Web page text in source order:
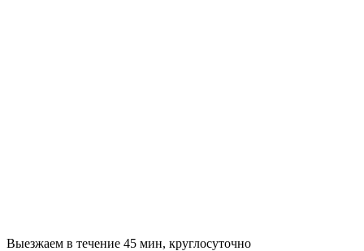
Выезжаем в течение 45 мин, круглосуточно